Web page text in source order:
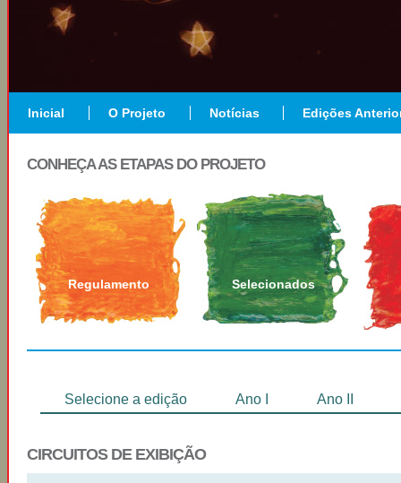
Inicial O Projeto Notícias Edições
CONHEÇA AS ETAPAS DO PROJETO
Regulamento Selecionados
Selecione a edição Ano I Ano II
CIRCUITOS DE EXIBIÇÃO